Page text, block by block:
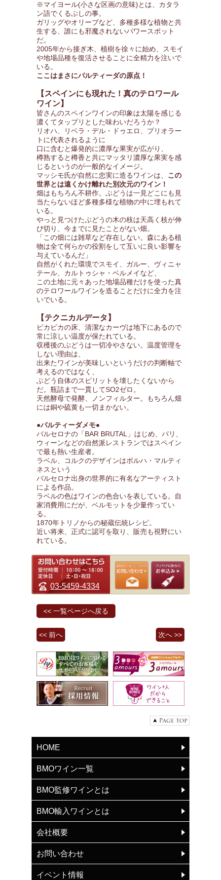
※マイヨール(小さな区画の意味)とは、カタラ
ン語でくるぶしの事。
ガリッグやオリーブなど、多種多様な植物と共
生する、誰にも邪魔されないパワースポット
だ。
2005年から接ぎ木、植樹を徐々に始め、スモイ
や地場品種を復活させることに全精力を注いで
いる。
ここはまさにパルティーダの原点！
【スペインにも現れた！真のテロワール
ワイン】
皆さんのスペインワインの印象は太陽を感じる
濃くてタップリとした味わいだろうか？
リオハ、リベラ・デル・ドゥエロ、プリオラー
トに代表されるように
口に含むと爆発的に濃厚な果実が広がり、
樽熟すると樽香と共にマッタリ濃厚な果実を感
じるというのが一般的なイメージ。
マッシモ氏が自然に忠実に造るワインは、 この
世界とは遠くかけ離れた別次元のワイン！
畑はもちろん不耕作。ぶどうは一見どこにも見
当たらないほど多種多様な植物の中に埋もれて
いる。
やっと見つけたぶどうの木の枝は天高く枝が伸
び切り、今までに見たことがない畑。
「この畑には雑草など存在しない。森にある植
物は全て何らかの役割をして互いに良い影響を
与えているんだ」
自然がくれた環境でスモイ、ガルー、ヴィニャ
テール、カルトゥシャ・ベルメイなど、
この土地に元々あった地場品種だけを使った真
のテロワールワインを造ることだけに全力を注
いでいる。
【テクニカルデータ】
ピカピカの床、清潔なカーヴは地下にあるので
常に涼しい温度が保たれている。
収穫後のぶどうは一切冷やさない。温度管理を
しない理由は、
出来たワインが美味しいというだけの判断軸で
考えるのではなく、
ぶどう自体のスピリットを壊したくないから
だ。瓶詰まで一貫してSO2ゼロ。
天然酵母で発酵、ノンフィルター。もちろん畑
には銅や硫黄も一切まかない。
●パルティーダメモ●
バルセロナの「BAR BRUTAL」はじめ、パリ、
ウィーンなどの自然派レストランではスペイン
で最も熱い生産者。
ラベル、コルクのデザインはボルハ・マルティ
ネスという
バルセロナ出身の世界的に有名なアーティスト
による作品。
ラベルの色はワインの色合いを表している。自
家消費用にだが、ベルモットを少量作ってい
る。
1870年トリノからの秘蔵伝統レシピ。
近い将来、正式に認可を取り、販売も視野にい
れている。
03-5459-4334
<< 一覧ページへ戻る
<< 前へ 次へ >>
HOME
BMOワイン一覧
BMO監修ワインとは
BMO輸入ワインとは
会社概要
お問い合わせ
イベント情報